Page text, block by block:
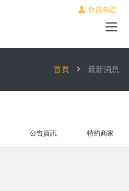
會員專區
首頁 最新消息
公告資訊 特約商家